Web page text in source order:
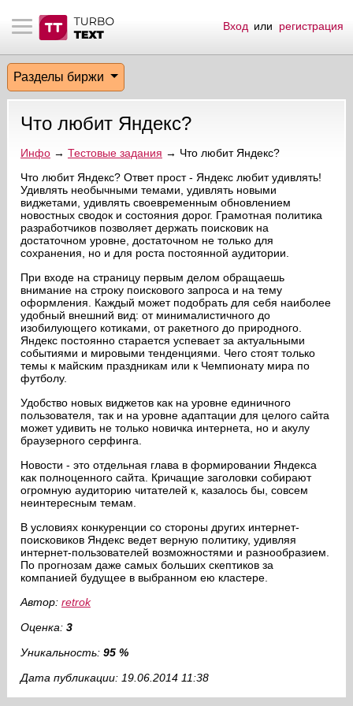
материалы
биржи
эфир
на сайте
пользователей
сообщения
по форуму
Вход или регистрация
Разделы биржи
Что любит Яндекс?
Инфо→ Тестовые задания → Что любит Яндекс?
Что любит Яндекс? Ответ прост - Яндекс любит удивлять!
Удивлять необычными темами, удивлять новыми
виджетами, удивлять своевременным обновлением
новостных сводок и состояния дорог. Грамотная политика
разработчиков позволяет держать поисковик на
достаточном уровне, достаточном не только для
сохранения, но и для роста постоянной аудитории.
При входе на страницу первым делом обращаешь
внимание на строку поискового запроса и на тему
оформления. Каждый может подобрать для себя наиболее
удобный внешний вид: от минималистичного до
изобилующего котиками, от ракетного до природного.
Яндекс постоянно старается успевает за актуальными
событиями и мировыми тенденциями. Чего стоят только
темы к майским праздникам или к Чемпионату мира по
футболу.
Удобство новых виджетов как на уровне единичного
пользователя, так и на уровне адаптации для целого сайта
может удивить не только новичка интернета, но и акулу
браузерного серфинга.
Новости - это отдельная глава в формировании Яндекса
как полноценного сайта. Кричащие заголовки собирают
огромную аудиторию читателей к, казалось бы, совсем
неинтересным темам.
В условиях конкуренции со стороны других интернет-
поисковиков Яндекс ведет верную политику, удивляя
интернет-пользователей возможностями и разнообразием.
По прогнозам даже самых больших скептиков за
компанией будущее в выбранном ею кластере.
Автор: retrok
Оценка: 3
Уникальность: 95 %
Дата публикации: 19.06.2014 11:38